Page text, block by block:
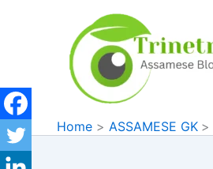
Home ASSAMESE GK